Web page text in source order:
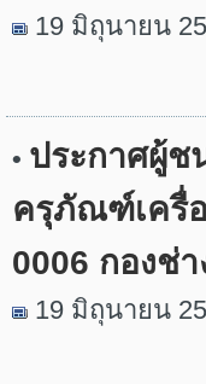
19 มิถุนายน
• ประกาศผู้ช
ครุภัณฑ์เครื่
0006 กองช่า
19 มิถุนายน